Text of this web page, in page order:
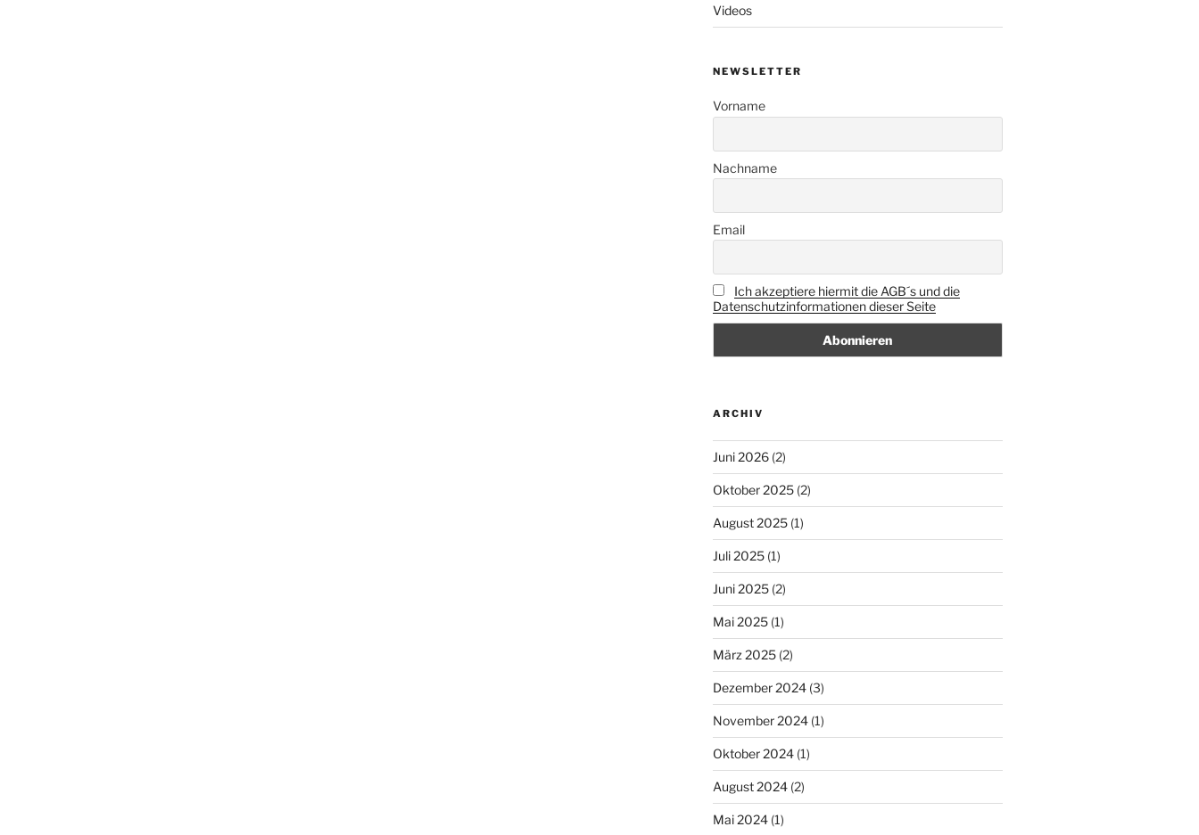
Videos
NEWSLETTER
Vorname
Nachname
Email
Ich akzeptiere hiermit die AGB´s und die
Datenschutzinformationen dieser Seite
ARCHIV
Juni 2026(2)
Oktober 2025(2)
August 2025(1)
Juli 2025(1)
Juni 2025(2)
Mai 2025(1)
März 2025(2)
Dezember 2024(3)
November 2024(1)
Oktober 2024(1)
August 2024(2)
Mai 2024(1)